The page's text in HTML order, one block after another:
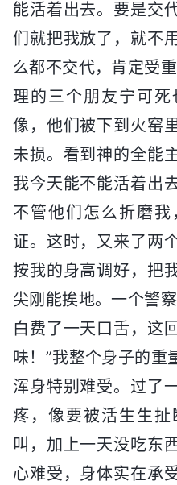
能活着出去。要是交
们就把我放了，就不
么都不交代，肯定受
理的三个朋友宁可
像，他们被下到火窑
未损。看到神的全能
我今天能不能活着出
不管他们怎么折磨
证。这时，又来了两
按我的身高调好，把
尖刚能挨地。一个警
白费了一天口舌，这
味！”我整个身子的重
浑身特别难受。过了
疼，像要被活生生
叫，加上一天没吃东
心难受，身体实在承